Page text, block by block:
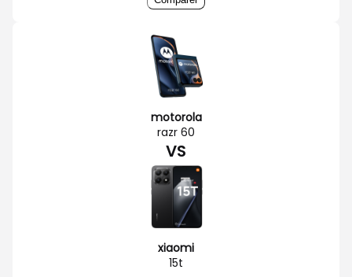
motorola
razr 60
VS
xiaomi
15t